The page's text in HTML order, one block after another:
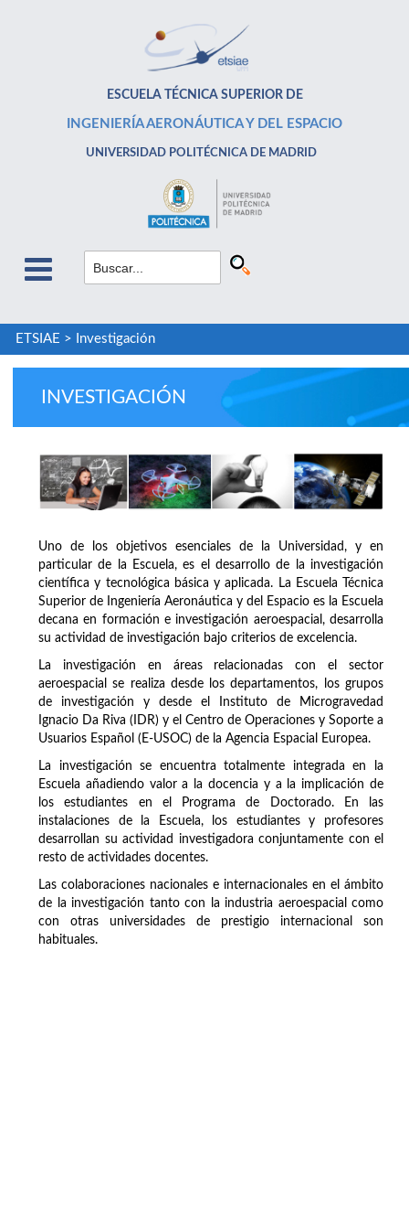
ESCUELA TÉCNICA SUPERIOR DE
INGENIERÍA AERONÁUTICA Y DEL ESPACIO
UNIVERSIDAD POLITÉCNICA DE MADRID
ETSIAE > Investigación
INVESTIGACIÓN
Uno de los objetivos esenciales de la Universidad, y en
particular de la Escuela, es el desarrollo de la investigación
científica y tecnológica básica y aplicada. La Escuela Técnica
Superior de Ingeniería Aeronáutica y del Espacio es la Escuela
decana en formación e investigación aeroespacial, desarrolla
su actividad de investigación bajo criterios de excelencia.
La investigación en áreas relacionadas con el sector
aeroespacial se realiza desde los departamentos, los grupos
de investigación y desde el Instituto de Microgravedad
Ignacio Da Riva (IDR) y el Centro de Operaciones y Soporte a
Usuarios Español (E-USOC) de la Agencia Espacial Europea.
La investigación se encuentra totalmente integrada en la
Escuela añadiendo valor a la docencia y a la implicación de
los estudiantes en el Programa de Doctorado. En las
instalaciones de la Escuela, los estudiantes y profesores
desarrollan su actividad investigadora conjuntamente con el
resto de actividades docentes.
Las colaboraciones nacionales e internacionales en el ámbito
de la investigación tanto con la industria aeroespacial como
con otras universidades de prestigio internacional son
habituales.